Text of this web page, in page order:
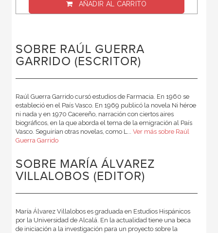
AÑADIR AL CARRITO
SOBRE RAÚL GUERRA
GARRIDO (ESCRITOR)
Raúl Guerra Garrido cursó estudios de Farmacia. En 1960 se
estableció en el País Vasco. En 1969 publicó la novela Ni héroe
ni nada y en 1970 Cacereño, narración con ciertos aires
biográficos, en la que aborda el tema de la emigración al País
Vasco. Seguirían otras novelas, como L... Ver más sobre Raúl
Guerra Garrido
SOBRE MARÍA ÁLVAREZ
VILLALOBOS (EDITOR)
María Álvarez Villalobos es graduada en Estudios Hispánicos
por la Universidad de Alcalá. En la actualidad tiene una beca
de iniciación a la investigación para un proyecto sobre la